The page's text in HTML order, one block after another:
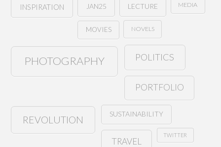
INSPIRATION JAN25 LECTURE MEDIA
MOVIES NOVELS
PHOTOGRAPHY POLITICS
PORTFOLIO
REVOLUTION SUSTAINABILITY
TRAVEL
TWITTER